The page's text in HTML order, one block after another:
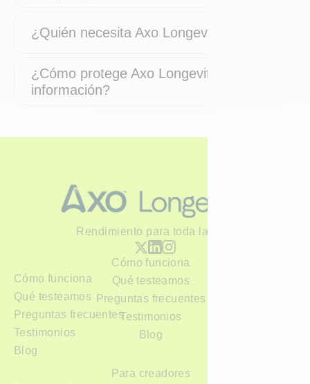
¿Quién necesita Axo Longevity?
¿Cómo protege Axo Longevity mi
información?
Rendimiento para toda la vida
Cómo funciona
Cómo funciona
Qué testeamos
Qué testeamos
Preguntas frecuentes
Preguntas frecuentesTestimonios
Testimonios
Blog
Blog
Para creadores